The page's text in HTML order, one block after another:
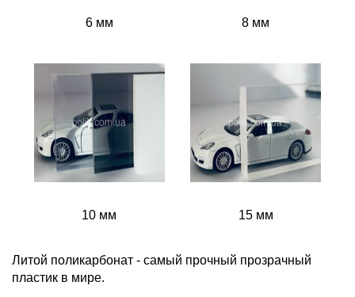
6 мм 8 мм
10 мм 15 мм
Литой поликарбонат - самый прочный прозрачный
пластик в мире.